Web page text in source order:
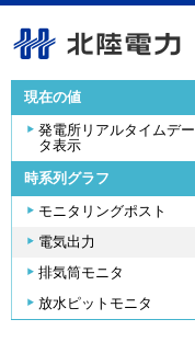
現在の値
発電所リアルタイムデー
タ表示
時系列グラフ
モニタリングポスト
電気出力
排気筒モニタ
放水ピットモニタ